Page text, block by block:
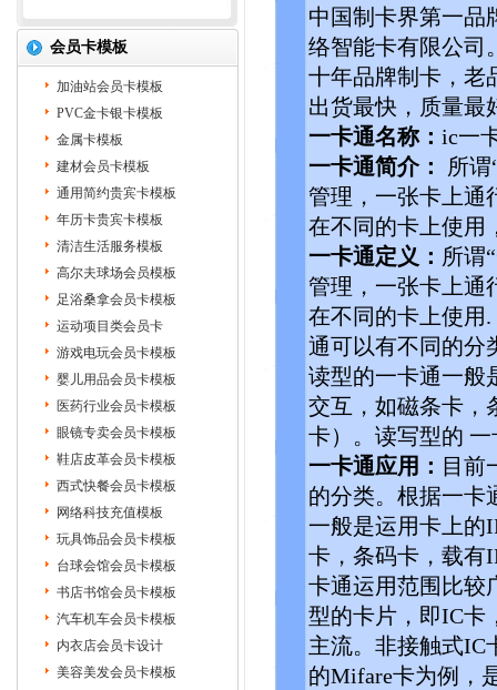
中国制卡界第一品
络智能卡有限公司
十年品牌制卡，老
出货最快，质量最
一卡通名称： ic一
一卡通简介：
所
管理，一张卡上通
在不同的卡上使用
一卡通定义： 所谓
管理，一张卡上通
在不同的卡上使用
通可以有不同的分
读型的一卡通一般
交互，如磁条卡，
卡）。读写型的
一卡通应用： 目前
的分类。根据一卡
一般是运用卡上的
卡，条码卡，载有
卡通运用范围比较
型的卡片，即IC卡
主流。非接触式IC
的Mifare卡为例，
会员卡模板
加油站会员卡模板
PVC金卡银卡模板
金属卡模板
建材会员卡模板
通用简约贵宾卡模板
年历卡贵宾卡模板
清洁生活服务模板
高尔夫球场会员模板
足浴桑拿会员卡模板
运动项目类会员卡
游戏电玩会员卡模板
婴儿用品会员卡模板
医药行业会员卡模板
眼镜专卖会员卡模板
鞋店皮革会员卡模板
西式快餐会员卡模板
网络科技充值模板
玩具饰品会员卡模板
台球会馆会员卡模板
书店书馆会员卡模板
汽车机车会员卡模板
内衣店会员卡设计
美容美发会员卡模板